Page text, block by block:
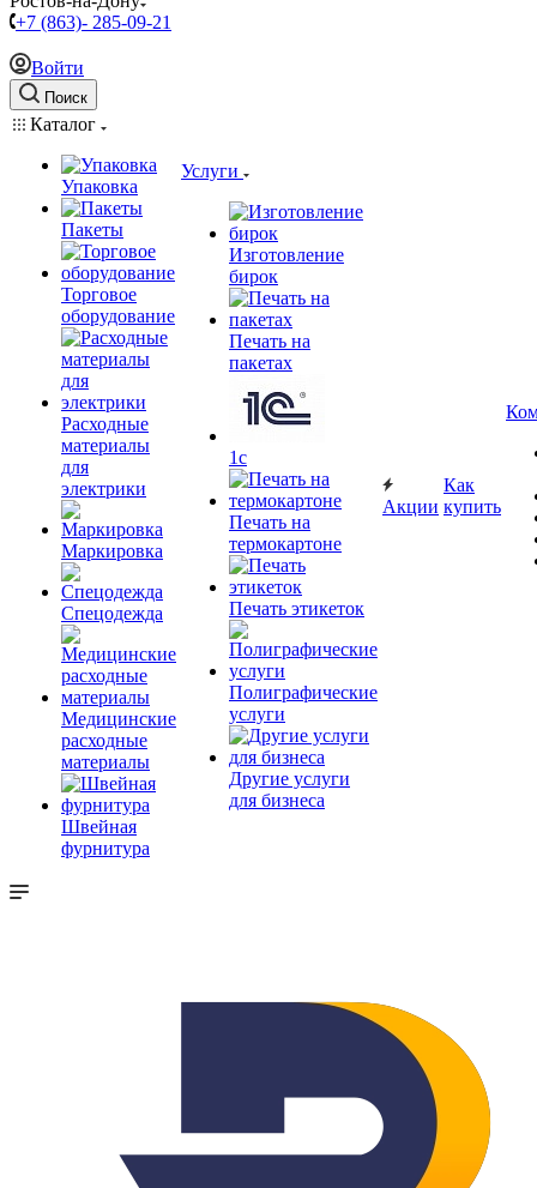
+7 (863)- 285-09-21
Войти
Поиск
Каталог
Упаковка
Пакеты
Торговое
оборудование
Расходные
материалы
для
электрики
Маркировка
Спецодежда
Медицинские
расходные
материалы
Швейная
фурнитура
Услуги
Изготовление
бирок
Печать на
пакетах
1c
Печать на
термокартоне
Печать этикеток
Полиграфические
услуги
Другие услуги
для бизнеса
Акции
Как
купить